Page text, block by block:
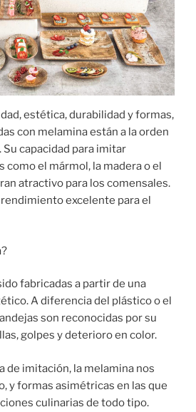
estética, durabilidad y formas,
con melamina están a la orden
capacidad para imitar
como el mármol, la madera o el
atractivo para los comensales.
excelente para el
fabricadas a partir de una
A diferencia del plástico o el
son reconocidas por su
golpes y deterioro en color.
de imitación, la melamina nos
y formas asimétricas en las que
culinarias de todo tipo.